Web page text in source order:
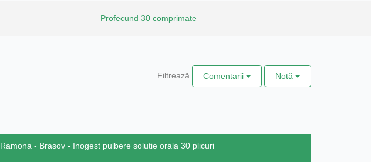
Profecund 30 comprimate
Filtrează Comentarii Notă
Ramona - Brasov - Inogest pulbere solutie orala 30 plicuri